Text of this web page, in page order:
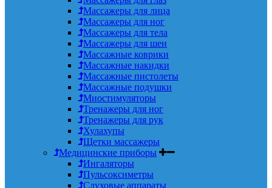
Массажеры для лица
Массажеры для ног
Массажеры для тела
Массажеры для шеи
Массажные коврики
Массажные накидки
Массажные пистолеты
Массажные подушки
Миостимуляторы
Тренажеры для ног
Тренажеры для рук
Хулахупы
Щетки массажеры
Медицинские приборы
Ингаляторы
Пульсоксиметры
Слуховые аппараты